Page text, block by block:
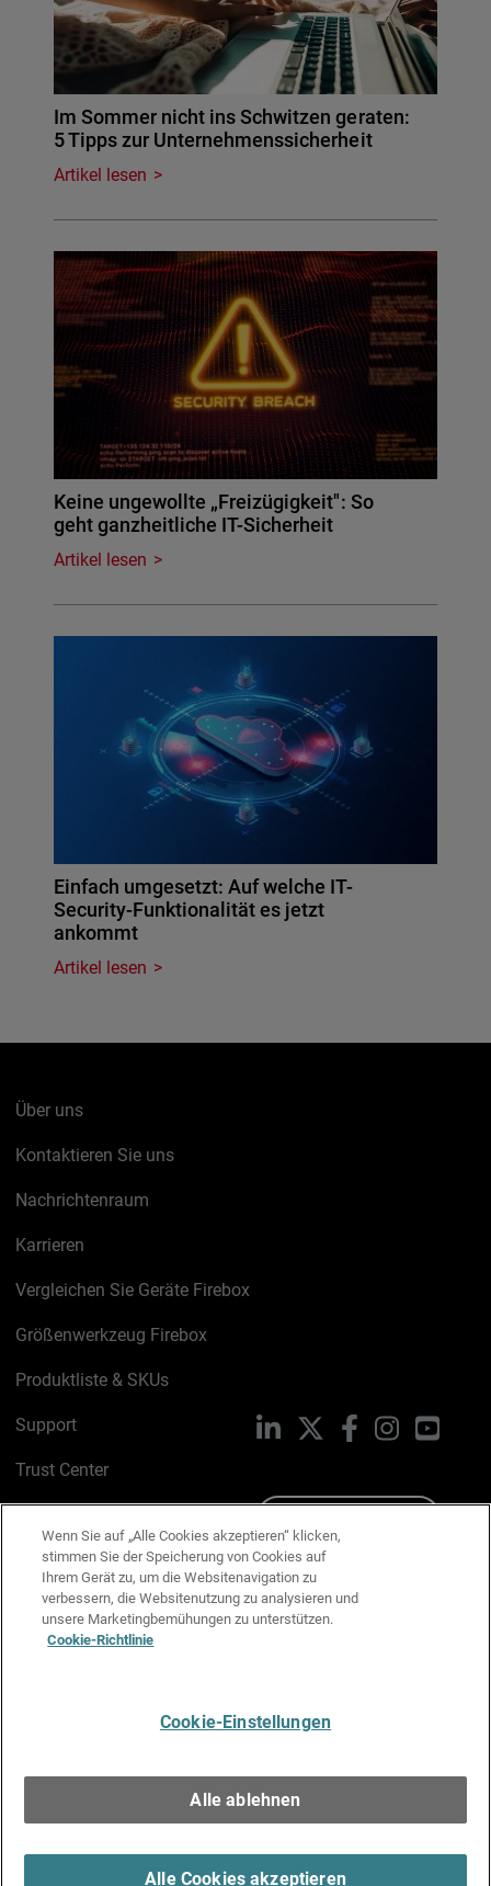
Im Sommer nicht ins Schwitzen geraten:
5 Tipps zur Unternehmenssicherheit
Artikel lesen
Keine ungewollte „Freizügigkeit": So
geht ganzheitliche IT-Sicherheit
Artikel lesen
Einfach umgesetzt: Auf welche IT-
Security-Funktionalität es jetzt
ankommt
Artikel lesen
Über uns
Kontaktieren Sie uns
Nachrichtenraum
Karrieren
Vergleichen Sie Geräte Firebox
Größenwerkzeug Firebox
Produktliste & SKUs
Support
Trust Center
Cookie-Richtlinie
Datenschutzrichtlinie
Media & Brand Kit
LinkedIn FacebookInstagram
Wenn Sie auf „Alle Cookies akzeptieren“ klicken,
stimmen Sie der Speicherung von Cookies auf
Ihrem Gerät zu, um die Websitenavigation zu
verbessern, die Websitenutzung zu analysieren und
unsere Marketingbemühungen zu unterstützen.
Cookie-Richtlinie
Cookie-Einstellungen
Alle ablehnen
Alle Cookies akzeptieren